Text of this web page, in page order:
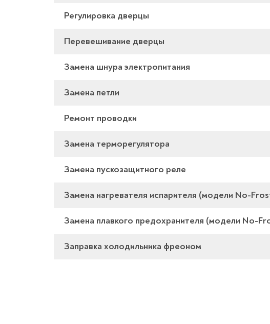
Регулировка дверцы
Перевешивание дверцы
Замена шнура электропитания
Замена петли
Ремонт проводки
Замена терморегулятора
Замена пускозащитного реле
Замена нагревателя испарителя (модели No-
Замена плавкого предохранителя (модели No-
Заправка холодильника фреоном